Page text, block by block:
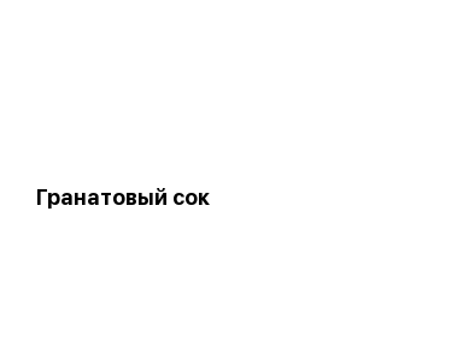
Гранатовый сок